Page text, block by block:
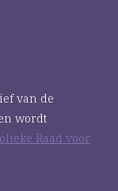
van de
wordt
Raad voor